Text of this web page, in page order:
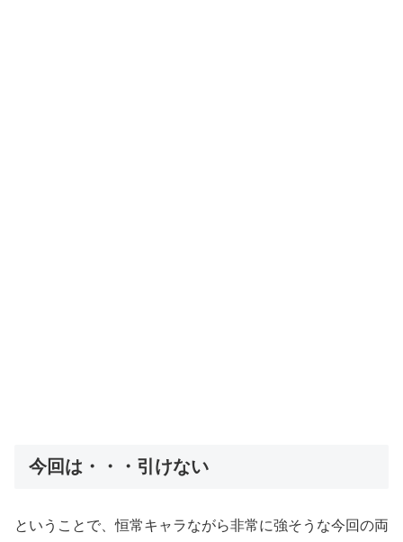
今回は・・・引けない
ということで、恒常キャラながら非常に強そうな今回の両